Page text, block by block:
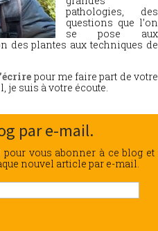
pathologies, des
questions que l’on
se pose aux
des plantes aux techniques de
pour me faire part de votre
je suis à votre écoute.
par e-mail.
vous abonner à ce blog et
nouvel article par e-mail.